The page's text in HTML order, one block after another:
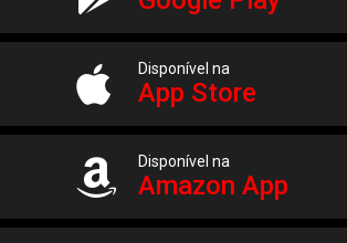
Disponível na
App Store
Disponível na
Amazon App